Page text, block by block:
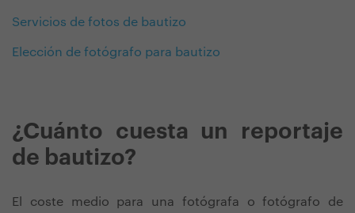
Servicios de fotos de bautizo
Elección de fotógrafo para bautizo
¿Cuánto cuesta un reportaje
de bautizo?
El coste medio para una fotógrafa o fotógrafo de